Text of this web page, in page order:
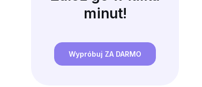
minut!
Wypróbuj ZA DARMO